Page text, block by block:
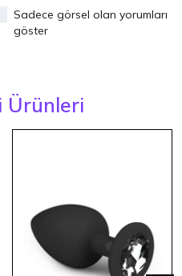
Sadece görsel olan yorumları
göster
Ürünleri